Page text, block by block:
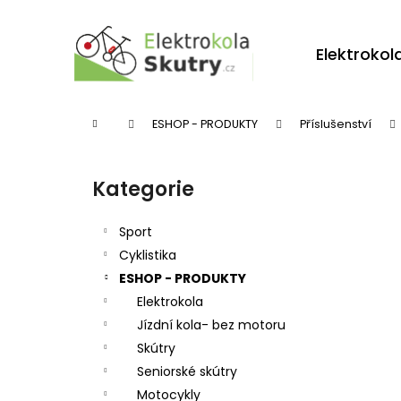
Domů ESHOP - PRODUKTY Příslušenství
Přeskočit
kategorie
Kategorie
Sport
Cyklistika
ESHOP - PRODUKTY
Elektrokola
Jízdní kola- bez motoru
Skútry
Seniorské skútry
Motocykly
Zpět
Zpět